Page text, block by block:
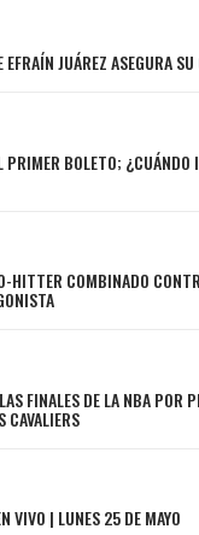
EFRAÍN JUÁREZ ASEGURA
PRIMER BOLETO;
HITTER COMBINADO
FINALES DE LA NBA POR
CAVALIERS
VIVO | LUNES 25 DE MAYO